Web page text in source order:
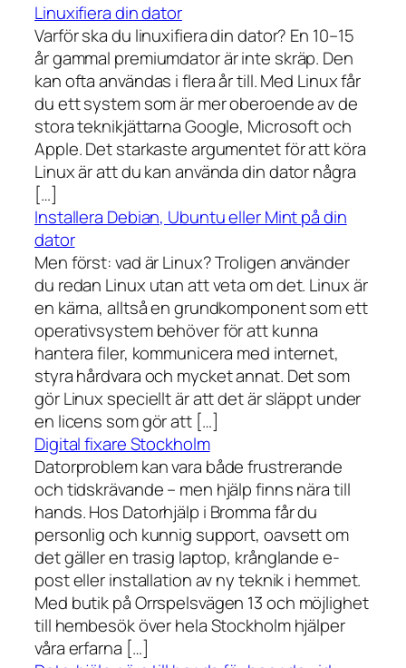
Linuxifiera din dator
Varför ska du linuxifiera din dator? En 10–15
år gammal premiumdator är inte skräp. Den
kan ofta användas i flera år till. Med Linux får
du ett system som är mer oberoende av de
stora teknikjättarna Google, Microsoft och
Apple. Det starkaste argumentet för att köra
Linux är att du kan använda din dator några
[…]
Installera Debian, Ubuntu eller Mint på din
dator
Men först: vad är Linux? Troligen använder
du redan Linux utan att veta om det. Linux är
en kärna, alltså en grundkomponent som ett
operativsystem behöver för att kunna
hantera filer, kommunicera med internet,
styra hårdvara och mycket annat. Det som
gör Linux speciellt är att det är släppt under
en licens som gör att […]
Digital fixare Stockholm
Datorproblem kan vara både frustrerande
och tidskrävande – men hjälp finns nära till
hands. Hos Datorhjälp i Bromma får du
personlig och kunnig support, oavsett om
det gäller en trasig laptop, krånglande e-
post eller installation av ny teknik i hemmet.
Med butik på Orrspelsvägen 13 och möjlighet
till hembesök över hela Stockholm hjälper
våra erfarna […]